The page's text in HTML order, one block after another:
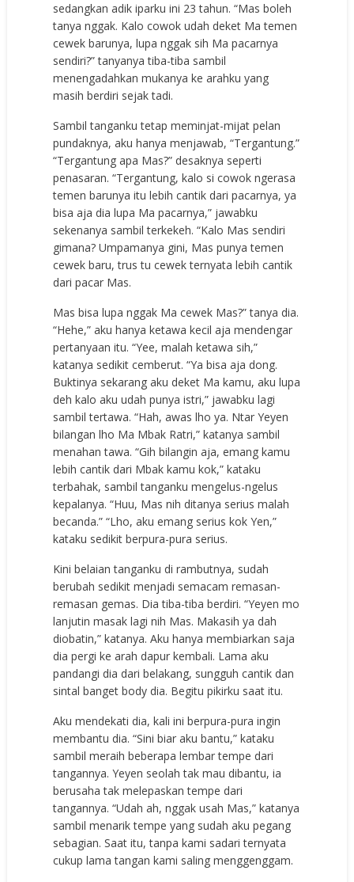
sedangkan adik iparku ini 23 tahun. “Mas boleh
tanya nggak. Kalo cowok udah deket Ma temen
cewek barunya, lupa nggak sih Ma pacarnya
sendiri?” tanyanya tiba-tiba sambil
menengadahkan mukanya ke arahku yang
masih berdiri sejak tadi.
Sambil tanganku tetap meminjat-mijat pelan
pundaknya, aku hanya menjawab, “Tergantung.”
“Tergantung apa Mas?” desaknya seperti
penasaran. “Tergantung, kalo si cowok ngerasa
temen barunya itu lebih cantik dari pacarnya, ya
bisa aja dia lupa Ma pacarnya,” jawabku
sekenanya sambil terkekeh. “Kalo Mas sendiri
gimana? Umpamanya gini, Mas punya temen
cewek baru, trus tu cewek ternyata lebih cantik
dari pacar Mas.
Mas bisa lupa nggak Ma cewek Mas?” tanya dia.
“Hehe,” aku hanya ketawa kecil aja mendengar
pertanyaan itu. “Yee, malah ketawa sih,”
katanya sedikit cemberut. “Ya bisa aja dong.
Buktinya sekarang aku deket Ma kamu, aku lupa
deh kalo aku udah punya istri,” jawabku lagi
sambil tertawa. “Hah, awas lho ya. Ntar Yeyen
bilangan lho Ma Mbak Ratri,” katanya sambil
menahan tawa. “Gih bilangin aja, emang kamu
lebih cantik dari Mbak kamu kok,” kataku
terbahak, sambil tanganku mengelus-ngelus
kepalanya. “Huu, Mas nih ditanya serius malah
becanda.” “Lho, aku emang serius kok Yen,”
kataku sedikit berpura-pura serius.
Kini belaian tanganku di rambutnya, sudah
berubah sedikit menjadi semacam remasan-
remasan gemas. Dia tiba-tiba berdiri. “Yeyen mo
lanjutin masak lagi nih Mas. Makasih ya dah
diobatin,” katanya. Aku hanya membiarkan saja
dia pergi ke arah dapur kembali. Lama aku
pandangi dia dari belakang, sungguh cantik dan
sintal banget body dia. Begitu pikirku saat itu.
Aku mendekati dia, kali ini berpura-pura ingin
membantu dia. “Sini biar aku bantu,” kataku
sambil meraih beberapa lembar tempe dari
tangannya. Yeyen seolah tak mau dibantu, ia
berusaha tak melepaskan tempe dari
tangannya. “Udah ah, nggak usah Mas,” katanya
sambil menarik tempe yang sudah aku pegang
sebagian. Saat itu, tanpa kami sadari ternyata
cukup lama tangan kami saling menggenggam.